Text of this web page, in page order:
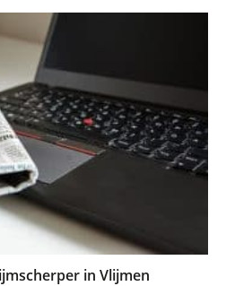
in Vlijmen